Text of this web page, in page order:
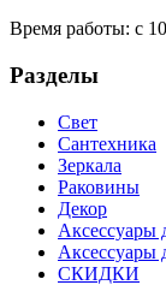
Время работы: с
Разделы
Свет
Сантехника
Зеркала
Раковины
Декор
Аксессуары
Аксессуары
СКИДКИ